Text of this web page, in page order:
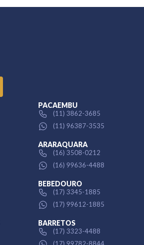
PACAEMBU
(11) 3862-3685
(11) 96387-3535
ARARAQUARA
(16) 3508-0212
(16) 99636-4488
BEBEDOURO
(17) 3345-1885
(17) 99612-1885
BARRETOS
(17) 3323-4488